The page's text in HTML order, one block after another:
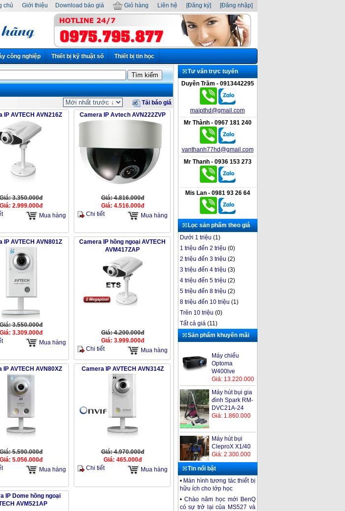
chủ Giới thiệu Download báo giá Giỏ hàng Liên hệ [Đăng ký] [Đăng nhập]
công nghiệp Thiết bị kỹ thuật số Thiết bị tin học
Tải báo giá
IP AVTECH AVN216Z
3.350.000đ
Giá: 2.999.000đ
Mua hàng
Camera IP Avtech AVN222ZVP
Giá: 4.816.000đ
Giá: 4.516.000đ
Chi tiết
Mua hàng
IP AVTECH AVN801Z
3.550.000đ
Giá: 3.309.000đ
Mua hàng
Camera IP hồng ngoại AVTECH
AVM417ZAP
Giá: 4.200.000đ
Giá: 3.999.000đ
Chi tiết
Mua hàng
IP AVTECH AVN80XZ
5.590.000đ
Giá: 5.056.000đ
Mua hàng
Camera IP AVTECH AVN314Z
Giá: 4.970.000đ
Giá: 465.000đ
Chi tiết
Mua hàng
IP Dome hồng ngoại
AVM521AP
Tư vấn trực tuyến
Duyên Trầm - 0913442295
maipthd@gmail.com
Mr Thành - 0967 181 240
vanthanh77hd@gmail.com
Mr Thanh - 0936 153 273
Mis Lan - 0981 93 26 64
Lọc sản phẩm theo giá
Dưới 1 triệu (1)
1 triệu đến 2 triệu (0)
2 triệu đến 3 triệu (2)
3 triệu đến 4 triệu (3)
4 triệu đến 5 triệu (2)
5 triệu đến 8 triệu (2)
8 triệu đến 10 triệu (1)
Trên 10 triệu (0)
Tất cả giá(11)
Sản phẩm khuyến mãi
Máy chiếu
Optoma
W400lve
Giá: 13.220.000
Máy hút bụi gia
đình Spark RM-
DVC21A-24
Giá: 1.860.000
Máy hút bụi
CleproX X1/40
Giá: 2.300.000
Máy hút bụi
Kumisai KMS15
Giá: 2.200.000
Tin nổi bật
• Màn hình tương tác thiết bị
hữu ích cho lớp học
• Chào năm học mới BenQ
có sự trở lại của MS527 và